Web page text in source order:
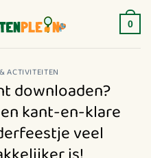
0
ACTIVITEITEN
downloaden?
kant-en-klare
veel